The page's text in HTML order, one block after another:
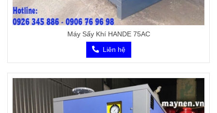
Máy Sấy Khí HANDE 75AC
Liên hệ